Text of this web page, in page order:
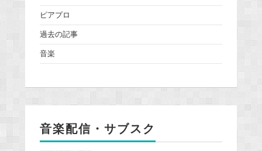
ピアプロ
過去の記事
音楽
音楽配信・サブスク